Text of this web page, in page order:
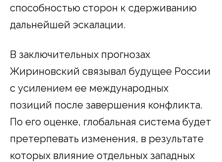
способностью сторон к сдерживанию
дальнейшей эскалации.
В заключительных прогнозах
Жириновский связывал будущее России
с усилением ее международных
позиций после завершения конфликта.
По его оценке, глобальная система будет
претерпевать изменения, в результате
которых влияние отдельных западных